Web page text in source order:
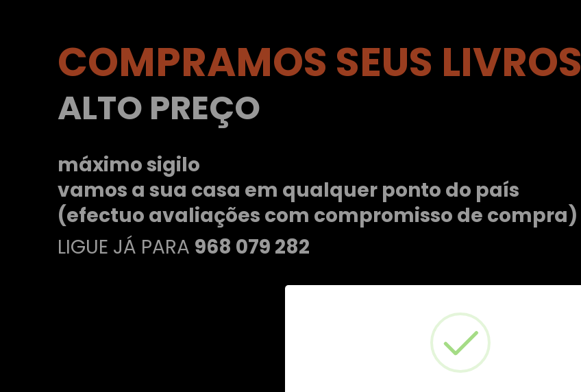
COMPRAMOS SEUS LIVROS
ALTO PREÇO
máximo sigilo
vamos a sua casa em qualquer ponto do país
(efectuo avaliações com compromisso de compra)
LIGUE JÁ PARA 968 079 282